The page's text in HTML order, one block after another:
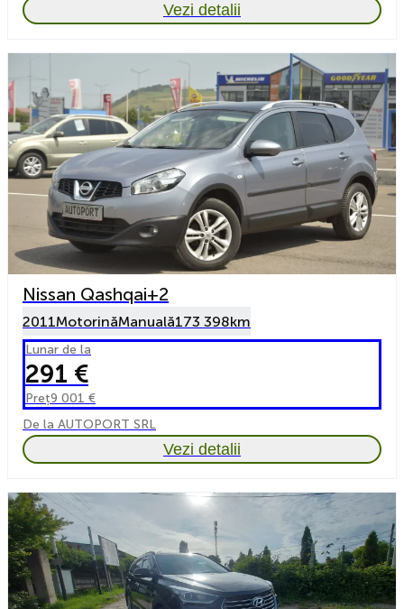
Vezi detalii
Nissan Qashqai+2
2011MotorinăManuală173 398km
Lunar de la
291 €
Preț9 001 €
De la AUTOPORT SRL
Vezi detalii